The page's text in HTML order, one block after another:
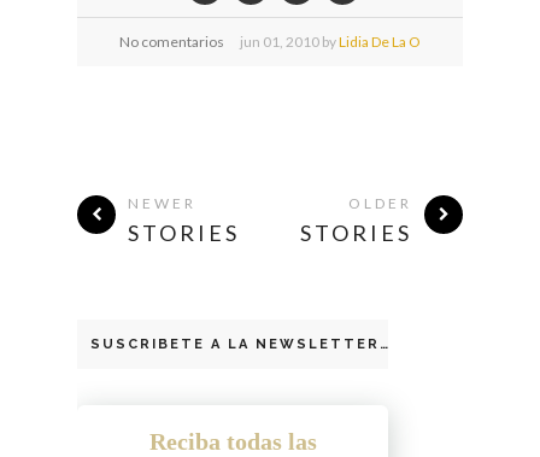
No comentarios jun 01, 2010 byLidia De La O
NEWER
STORIES
OLDER
STORIES
SUSCRIBETE A LA NEWSLETTER
Reciba todas las